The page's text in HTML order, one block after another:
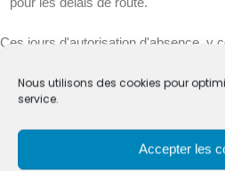
Nous utilisons des cookies pour
service.
Accepter les
Ces jours d'autorisation d'absence, y
Vous pouvez bénéficier
municipale/demarches-
xml=R45368">Pacs</a> et à